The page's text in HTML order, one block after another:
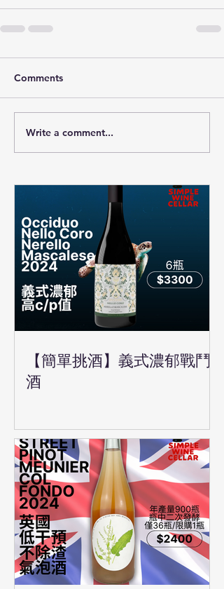
Comments
Write a comment...
【簡單挑酒】義式濃郁戰鬥
酒